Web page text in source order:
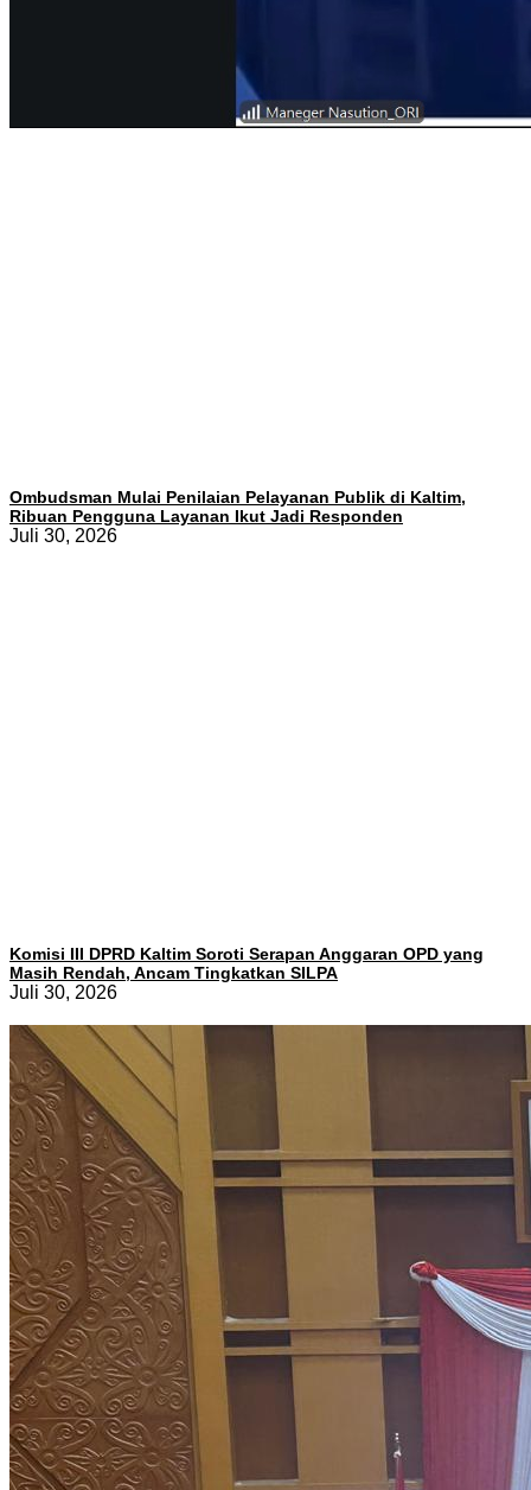
Ombudsman Mulai Penilaian Pelayanan Publik di Kaltim,
Ribuan Pengguna Layanan Ikut Jadi Responden
Juli 30, 2026
Komisi III DPRD Kaltim Soroti Serapan Anggaran OPD yang
Masih Rendah, Ancam Tingkatkan SILPA
Juli 30, 2026